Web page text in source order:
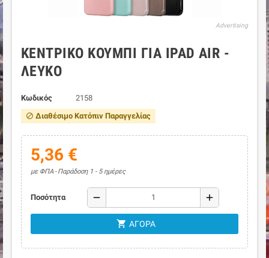
Advertising
ΚΕΝΤΡΙΚΌ ΚΟΥΜΠΊ ΓΙΑ IPAD AIR -
ΛΕΥΚΌ
Κωδικός 2158
block Διαθέσιμο Κατόπιν Παραγγελίας
5,36 €
με ΦΠΑ Παράδοση 1 - 5 ημέρες
Ποσότητα remove add
shopping_cart ΑΓΟΡΆ